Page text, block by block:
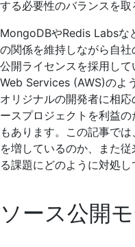
する必要性のバランスを取
MongoDBやRedis Labsな
の関係を維持しながら自
公開ライセンスを採用し
Web Services (AWS)のよ
オリジナルの開発者に相
ースプロジェクトを利益
もあります。この記事で
を増しているのか、また
る課題にどのように対処し
ソース公開